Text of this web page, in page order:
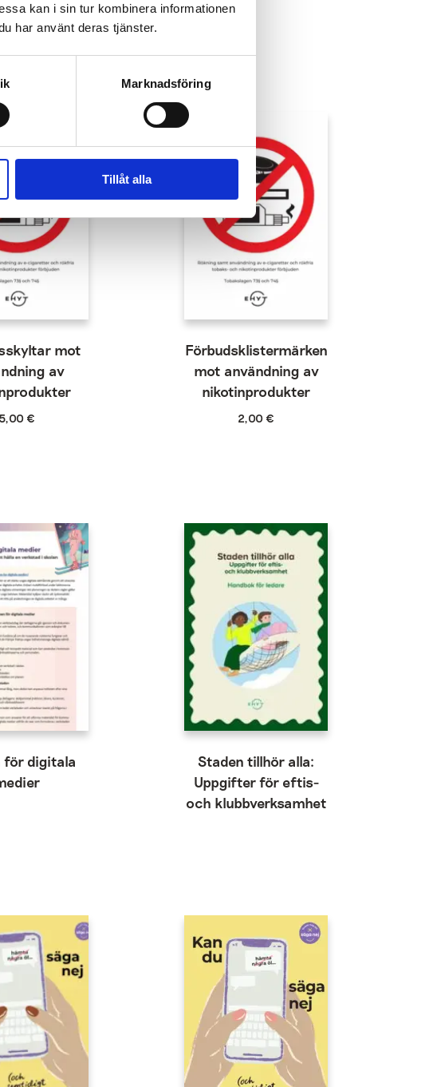
kan i sin tur kombinera informationen
har använt deras tjänster.
Marknadsföring
Tillåt alla
mot
av
5,00 €
Förbudsklistermärken
mot användning av
nikotinprodukter
2,00 €
för digitala
Staden tillhör alla:
Uppgifter för eftis-
och klubbverksamhet